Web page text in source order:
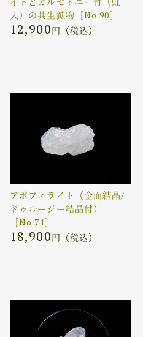
入）の共生鉱物［No.90］
12,900円（税込）
アポフィライト（全面結晶/
ドゥルージー結晶付）
［No.71］
18,900円（税込）